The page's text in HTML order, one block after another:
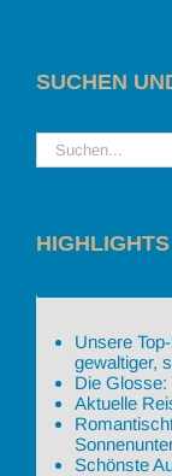
SUCHEN
Suche
nach:
HIGHLIGHTS
Unsere
gewaltiger,
Die Glosse:
Aktuelle
Schönste